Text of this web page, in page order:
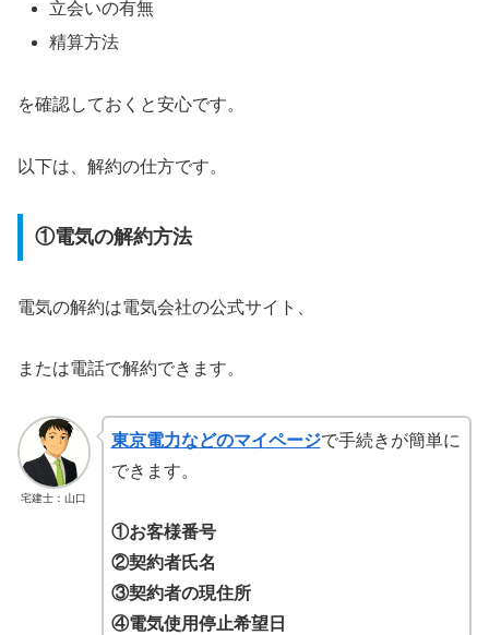
立会いの有無
精算方法
を確認しておくと安心です。
以下は、解約の仕方です。
①電気の解約方法
電気の解約は電気会社の公式サイト、
または電話で解約できます。
宅建士：山口
東京電力などのマイページで手続きが簡単に
できます。
①お客様番号
②契約者氏名
③契約者の現住所
④電気使用停止希望日